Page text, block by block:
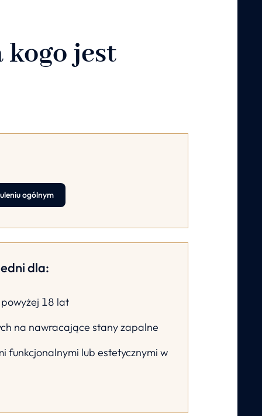
jest
ogólnym
dla:
18 lat
na nawracające stany zapalne
funkcjonalnymi lub estetycznymi w